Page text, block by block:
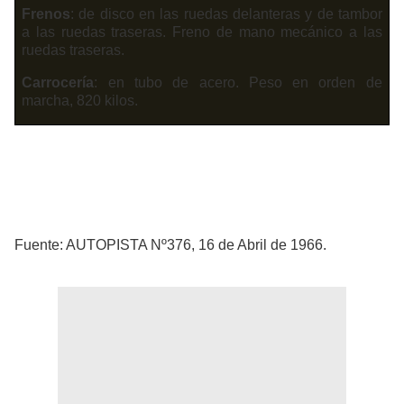
Frenos: de disco en las ruedas delanteras y de tambor
a las ruedas traseras. Freno de mano mecánico a las
ruedas traseras.
Carrocería: en tubo de acero. Peso en orden de
marcha, 820 kilos.
Fuente: AUTOPISTA Nº376, 16 de Abril de 1966.